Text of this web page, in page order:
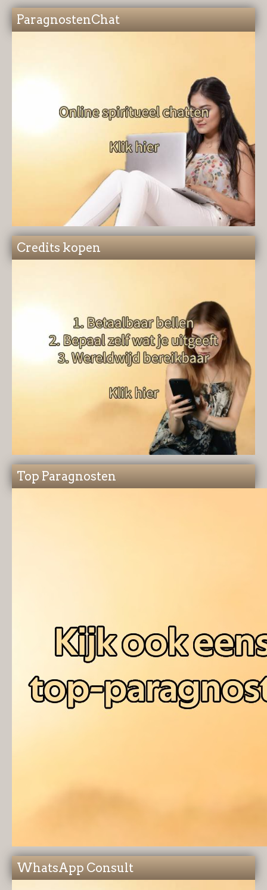
ParagnostenChat
Credits kopen
Top Paragnosten
WhatsApp Consult